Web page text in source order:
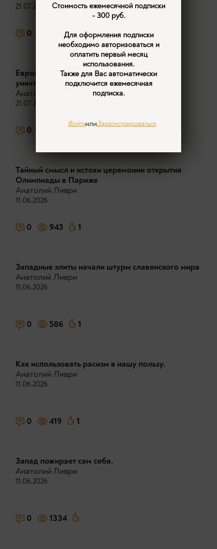
21.07.2026
0 205
Европейцы оплачивают собственное
уничтожение.
Анатолий Ливри
21.07.2026
0 1236 1
Тайный смысл и истоки церемонии открытия
Олимпиады в Париже
Анатолий Ливри
11.06.2026
0 943 1
Западные элиты начали штурм славянского мира
Анатолий Ливри
11.06.2026
0 586 1
Как использовать расизм в нашу пользу.
Анатолий Ливри
11.06.2026
0 419 1
Запад пожирает сам себя.
Анатолий Ливри
11.06.2026
0 1334
Стоимость ежемесячной подписки
- 300 руб.
Для оформления подписки
необходимо авторизоваться и
оплатить первый месяц
использования.
Также для Вас автоматически
подключится ежемесячная
подписка.
ВойтиилиЗарегистрироваться